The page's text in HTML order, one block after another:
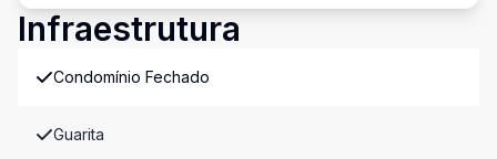
Infraestrutura
Condomínio Fechado
Guarita